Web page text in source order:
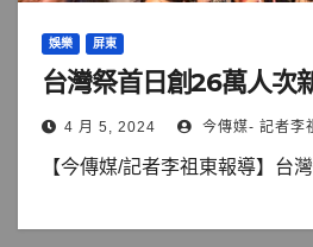
娛樂 屏東
台灣祭首日創26萬人次
4 月 5, 2024 今傳媒- 記者李
【今傳媒/記者李祖東報導】台